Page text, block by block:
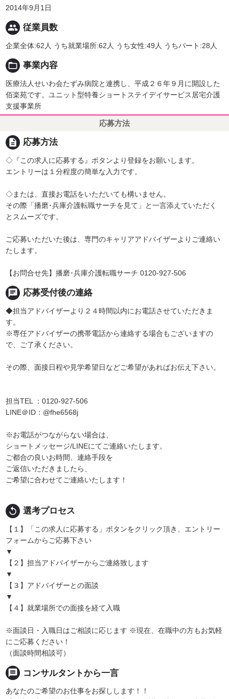
2014年9月1日
people 従業員数
企業全体:62人 うち就業場所:62人 うち女性:49人 うちパート:28人
folder_open 事業内容
医療法人せいわ会たずみ病院と連携し、平成２６年９月に開設した
佰楽苑です。ユニット型特養ショートステイデイサービス居宅介護
支援事業所
応募方法
description 応募方法
◇『この求人に応募する』ボタンより登録をお願いします。
エントリーは１分程度の簡単な入力です。
◇または、直接お電話をいただいても構いません。
その際「播磨･兵庫介護転職サーチを見て」と一言添えていただく
とスムーズです。
ご応募いただいた後は、専門のキャリアアドバイザーよりご連絡い
たします。
【お問合せ先】播磨･兵庫介護転職サーチ 0120-927-506
chat 応募受付後の連絡
◆担当アドバイザーより２４時間以内にお電話させていただきま
す。
※専任アドバイザーの携帯電話から連絡する場合もございますの
で、ご了承ください。
その際、面接日程や見学希望日などご希望があればお伝え下さい。
担当TEL ：0120-927-506
LINE＠ID：@fhe6568j
※お電話がつながらない場合は、
ショートメッセージ/LINEにてご連絡いたします。
ご都合の良いお時間、連絡手段を
ご返信いただきましたら、
ご希望に合わせてご連絡いたします！
replay 選考プロセス
【１】「この求人に応募する」ボタンをクリック頂き、エントリー
フォームからご応募下さい
▼
【２】担当アドバイザーからご連絡致します
▼
【３】アドバイザーとの面談
▼
【４】就業場所での面接を経て入職
※面談日・入職日はご相談に応じます ※現在、在職中の方もお気軽
にご応募ください！
（面談時間相談可）
message コンサルタントから一言
あなたのご希望のお仕事をお探しします！！